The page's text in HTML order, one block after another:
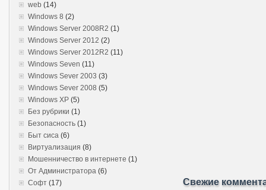
web (14)
Windows 8 (2)
Windows Server 2008R2 (1)
Windows Server 2012 (2)
Windows Server 2012R2 (11)
Windows Seven (11)
Windows Sever 2003 (3)
Windows Sever 2008 (5)
Windows XP (5)
Без рубрики (1)
Безопасность (1)
Быт сиса (6)
Виртуализация (8)
Мошенничество в интернете (1)
От Администратора (6)
Софт (17)
Свежие